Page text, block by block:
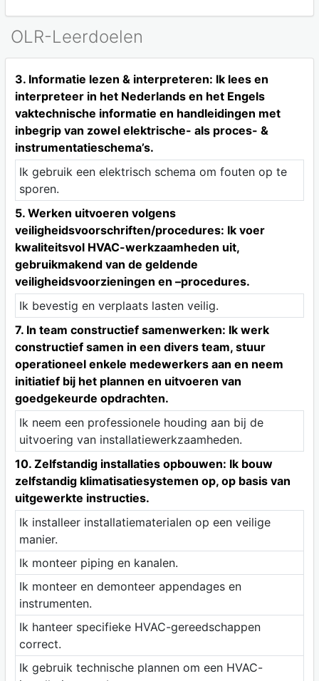
OLR-Leerdoelen
3. Informatie lezen & interpreteren: Ik lees en
interpreteer in het Nederlands en het Engels
vaktechnische informatie en handleidingen met
inbegrip van zowel elektrische- als proces- &
instrumentatieschema’s.
Ik gebruik een elektrisch schema om fouten op te
sporen.
5. Werken uitvoeren volgens
veiligheidsvoorschriften/procedures: Ik voer
kwaliteitsvol HVAC-werkzaamheden uit,
gebruikmakend van de geldende
veiligheidsvoorzieningen en –procedures.
Ik bevestig en verplaats lasten veilig.
7. In team constructief samenwerken: Ik werk
constructief samen in een divers team, stuur
operationeel enkele medewerkers aan en neem
initiatief bij het plannen en uitvoeren van
goedgekeurde opdrachten.
Ik neem een professionele houding aan bij de
uitvoering van installatiewerkzaamheden.
10. Zelfstandig installaties opbouwen: Ik bouw
zelfstandig klimatisatiesystemen op, op basis van
uitgewerkte instructies.
Ik installeer installatiematerialen op een veilige
manier.
Ik monteer piping en kanalen.
Ik monteer en demonteer appendages en
instrumenten.
Ik hanteer specifieke HVAC-gereedschappen
correct.
Ik gebruik technische plannen om een HVAC-